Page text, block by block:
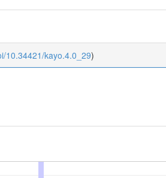
10.34421/kayo.4.0_29)